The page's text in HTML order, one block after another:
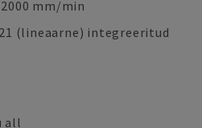
mm/min
(lineaarne) integreeritud
all